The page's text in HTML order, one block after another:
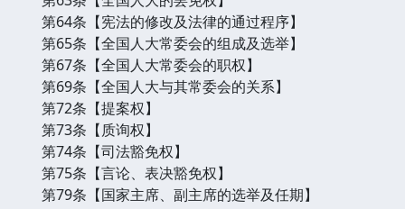
第64条【宪法的修改及法律的通过程序】
第65条【全国人大常委会的组成及选举】
第67条【全国人大常委会的职权】
第69条【全国人大与其常委会的关系】
第72条【提案权】
第73条【质询权】
第74条【司法豁免权】
第75条【言论、表决豁免权】
第79条【国家主席、副主席的选举及任期】